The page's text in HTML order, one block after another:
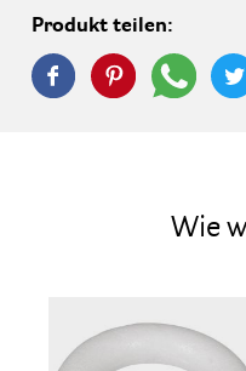
Produkt teilen:
Wie